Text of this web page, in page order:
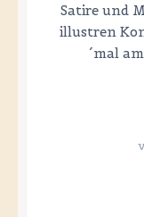
Satire und
illustren
´mal